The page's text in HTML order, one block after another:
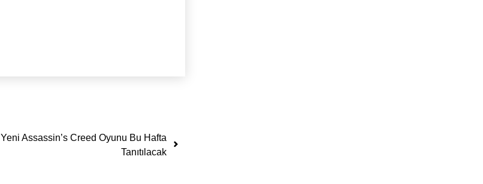
Yeni Assassin’s Creed Oyunu Bu Hafta
Tanıtılacak